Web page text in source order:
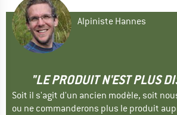
Alpiniste Hannes
"LE PRODUIT N'EST PLUS
Soit il s'agit d'un ancien modèle, soit
ou ne commanderons plus le produit